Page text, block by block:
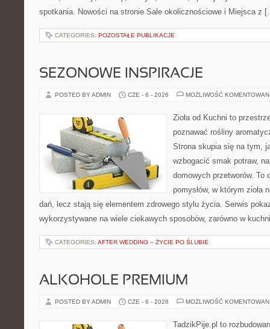
spotkania. Nowości na stronie Sale okolicznościowe i Miejsca z
CATEGORIES: POZOSTAŁE PUBLIKACJE
SEZONOWE INSPIRACJE
POSTED BY ADMIN CZE - 6 - 2026 MOŻLIWOŚĆ
Zioła od Kuchni to
poznawać rośliny
Strona skupia się na tym,
wzbogacić smak potraw,
domowych przetworów. To
pomysłów, w którym zioła
dań, lecz stają się elementem zdrowego stylu życia. Serwis
wykorzystywane na wiele ciekawych sposobów, zarówno w
CATEGORIES: AFTER WEDDING – ŻYCIE PO ŚLUBIE
ALKOHOLE PREMIUM
POSTED BY ADMIN CZE - 6 - 2026 MOŻLIWOŚĆ
TadzikPije.pl to